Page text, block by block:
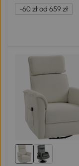
-60 zł od 659 zł